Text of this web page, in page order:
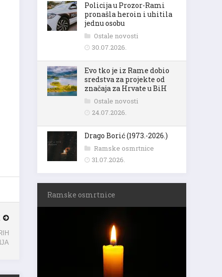
Policija u Prozor-Rami
pronašla heroin i uhitila
jednu osobu
Ostale novosti
30.07.2026.
Evo tko je iz Rame dobio
sredstva za projekte od
značaja za Hrvate u BiH
Ostale novosti
24.07.2026.
Drago Borić (1973.-2026.)
Ramske osmrtnice
31.07.2026.
Ramske osmrtnice